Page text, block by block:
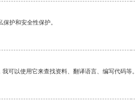
护和安全性保护。
可以使用它来查找资料、翻译语言、编写代码等。